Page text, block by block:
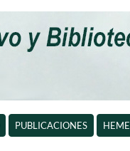
PUBLICACIONES